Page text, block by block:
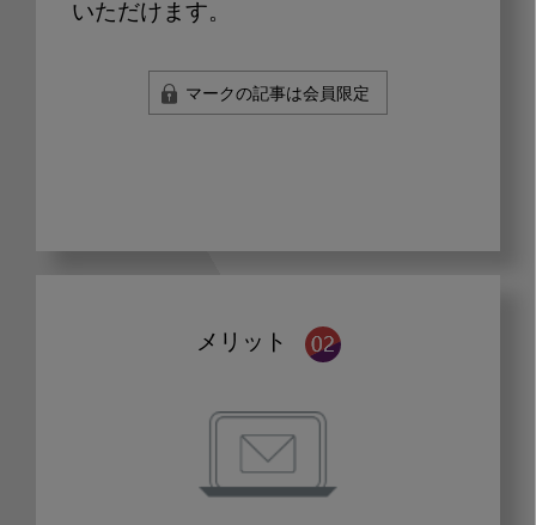
いただけます。
マークの記事は会員限定
メリット